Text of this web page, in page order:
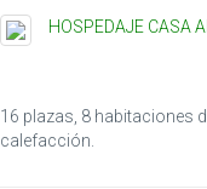
HOSPEDAJE CASA
16 plazas, 8 habitaciones
calefacción.